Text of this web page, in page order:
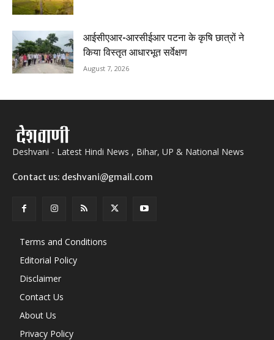
आईसीएआर-आरसीईआर पटना के कृषि छात्रों ने
किया विस्तृत आधारभूत सर्वेक्षण
August 7, 2026
Deshvani - Latest Hindi News , Bihar, UP & National News
Contact us: deshvani@gmail.com
Terms and Conditions
Editorial Policy
Disclaimer
Contact Us
About Us
Privacy Policy